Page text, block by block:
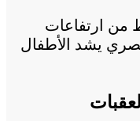
من ارتفاعات
يشد الأطفال